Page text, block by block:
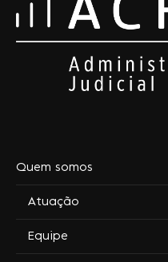
Quem somos
Atuação
Equipe